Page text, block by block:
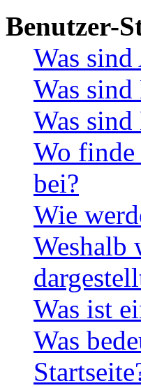
Benutzer-
Was
Was
Was
Wo finde
bei?
Wie
Weshalb
Was ist
Was